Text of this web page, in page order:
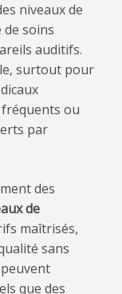
niveaux de
de soins
auditifs.
surtout pour
ou
par
des
de
maîtrisés,
sans
que des